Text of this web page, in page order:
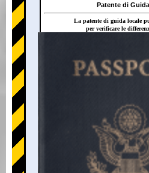
+
Patente di
La patente di guida locale
per verificare le